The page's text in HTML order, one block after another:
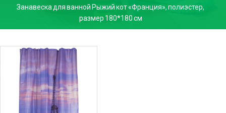
Занавеска для ванной Рыжий кот «Франция», полиэстер,
размер 180*180 см